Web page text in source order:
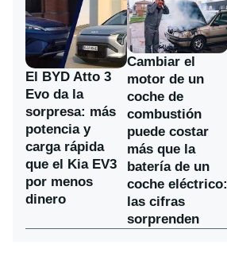
El BYD Atto 3
Evo da la
sorpresa: más
potencia y
carga rápida
que el Kia EV3
por menos
dinero
Cambiar el
motor de un
coche de
combustión
puede costar
más que la
batería de un
coche eléctrico:
las cifras
sorprenden